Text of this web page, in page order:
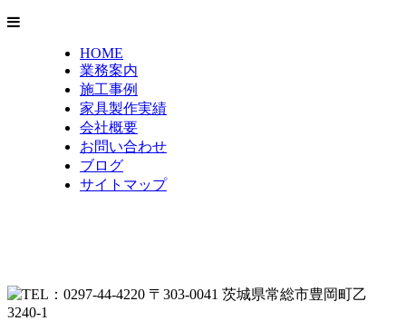
HOME
業務案内
施工事例
家具製作実績
会社概要
お問い合わせ
ブログ
サイトマップ